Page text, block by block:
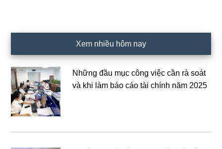
Xem nhiều hôm nay
Những đầu mục công việc cần rà soát
và khi làm báo cáo tài chính năm 2025